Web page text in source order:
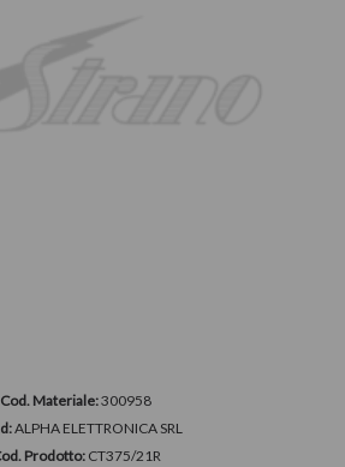
Cod. Materiale:300958
ALPHA ELETTRONICA SRL
Prodotto: CT375/21R